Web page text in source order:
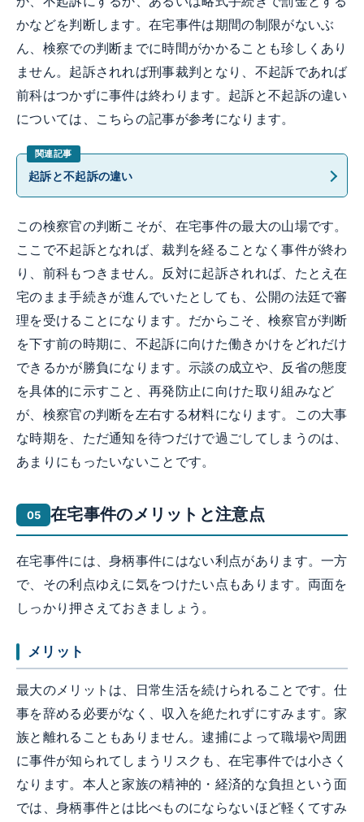
かなどを判断します。在宅事件は期間の制限がないぶ
ん、検察での判断までに時間がかかることも珍しくあり
ません。起訴されれば刑事裁判となり、不起訴であれば
前科はつかずに事件は終わります。起訴と不起訴の違い
については、こちらの記事が参考になります。
起訴と不起訴の違い
この検察官の判断こそが、在宅事件の最大の山場です。
ここで不起訴となれば、裁判を経ることなく事件が終わ
り、前科もつきません。反対に起訴されれば、たとえ在
宅のまま手続きが進んでいたとしても、公開の法廷で審
理を受けることになります。だからこそ、検察官が判断
を下す前の時期に、不起訴に向けた働きかけをどれだけ
できるかが勝負になります。示談の成立や、反省の態度
を具体的に示すこと、再発防止に向けた取り組みなど
が、検察官の判断を左右する材料になります。この大事
な時期を、ただ通知を待つだけで過ごしてしまうのは、
あまりにもったいないことです。
在宅事件のメリットと注意点
在宅事件には、身柄事件にはない利点があります。一方
で、その利点ゆえに気をつけたい点もあります。両面を
しっかり押さえておきましょう。
メリット
最大のメリットは、日常生活を続けられることです。仕
事を辞める必要がなく、収入を絶たれずにすみます。家
族と離れることもありません。逮捕によって職場や周囲
に事件が知られてしまうリスクも、在宅事件では小さく
なります。本人と家族の精神的・経済的な負担という面
では、身柄事件とは比べものにならないほど軽くてすみ